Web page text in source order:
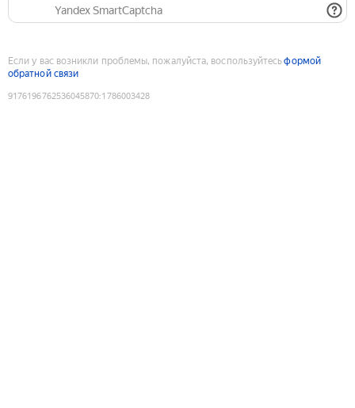
Yandex SmartCaptcha
Если у вас возникли проблемы, пожалуйста, воспользуйтесьформой
обратной связи
9176196762536045870:1786003428